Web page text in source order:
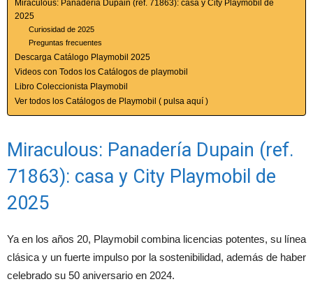
Miraculous: Panadería Dupain (ref. 71863): casa y City Playmobil de
2025
Curiosidad de 2025
Preguntas frecuentes
Descarga Catálogo Playmobil 2025
Videos con Todos los Catálogos de playmobil
Libro Coleccionista Playmobil
Ver todos los Catálogos de Playmobil ( pulsa aquí )
Miraculous: Panadería Dupain (ref.
71863): casa y City Playmobil de
2025
Ya en los años 20, Playmobil combina licencias potentes, su línea
clásica y un fuerte impulso por la sostenibilidad, además de haber
celebrado su 50 aniversario en 2024.